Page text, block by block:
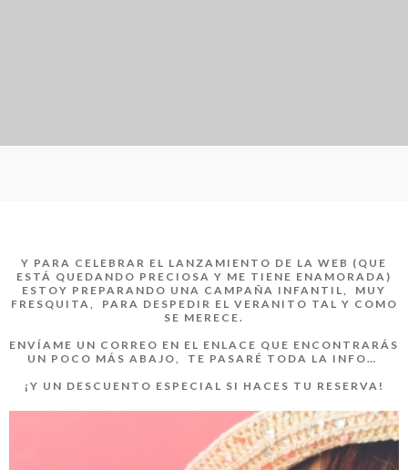
Y PARA CELEBRAR EL LANZAMIENTO DE LA WEB (QUE
ESTÁ QUEDANDO PRECIOSA Y ME TIENE ENAMORADA)
ESTOY PREPARANDO UNA CAMPAÑA INFANTIL, MUY
FRESQUITA, PARA DESPEDIR EL VERANITO TAL Y COMO
SE MERECE.
ENVÍAME UN CORREO EN EL ENLACE QUE ENCONTRARÁS
UN POCO MÁS ABAJO, TE PASARÉ TODA LA INFO…
¡Y UN DESCUENTO ESPECIAL SI HACES TU RESERVA!